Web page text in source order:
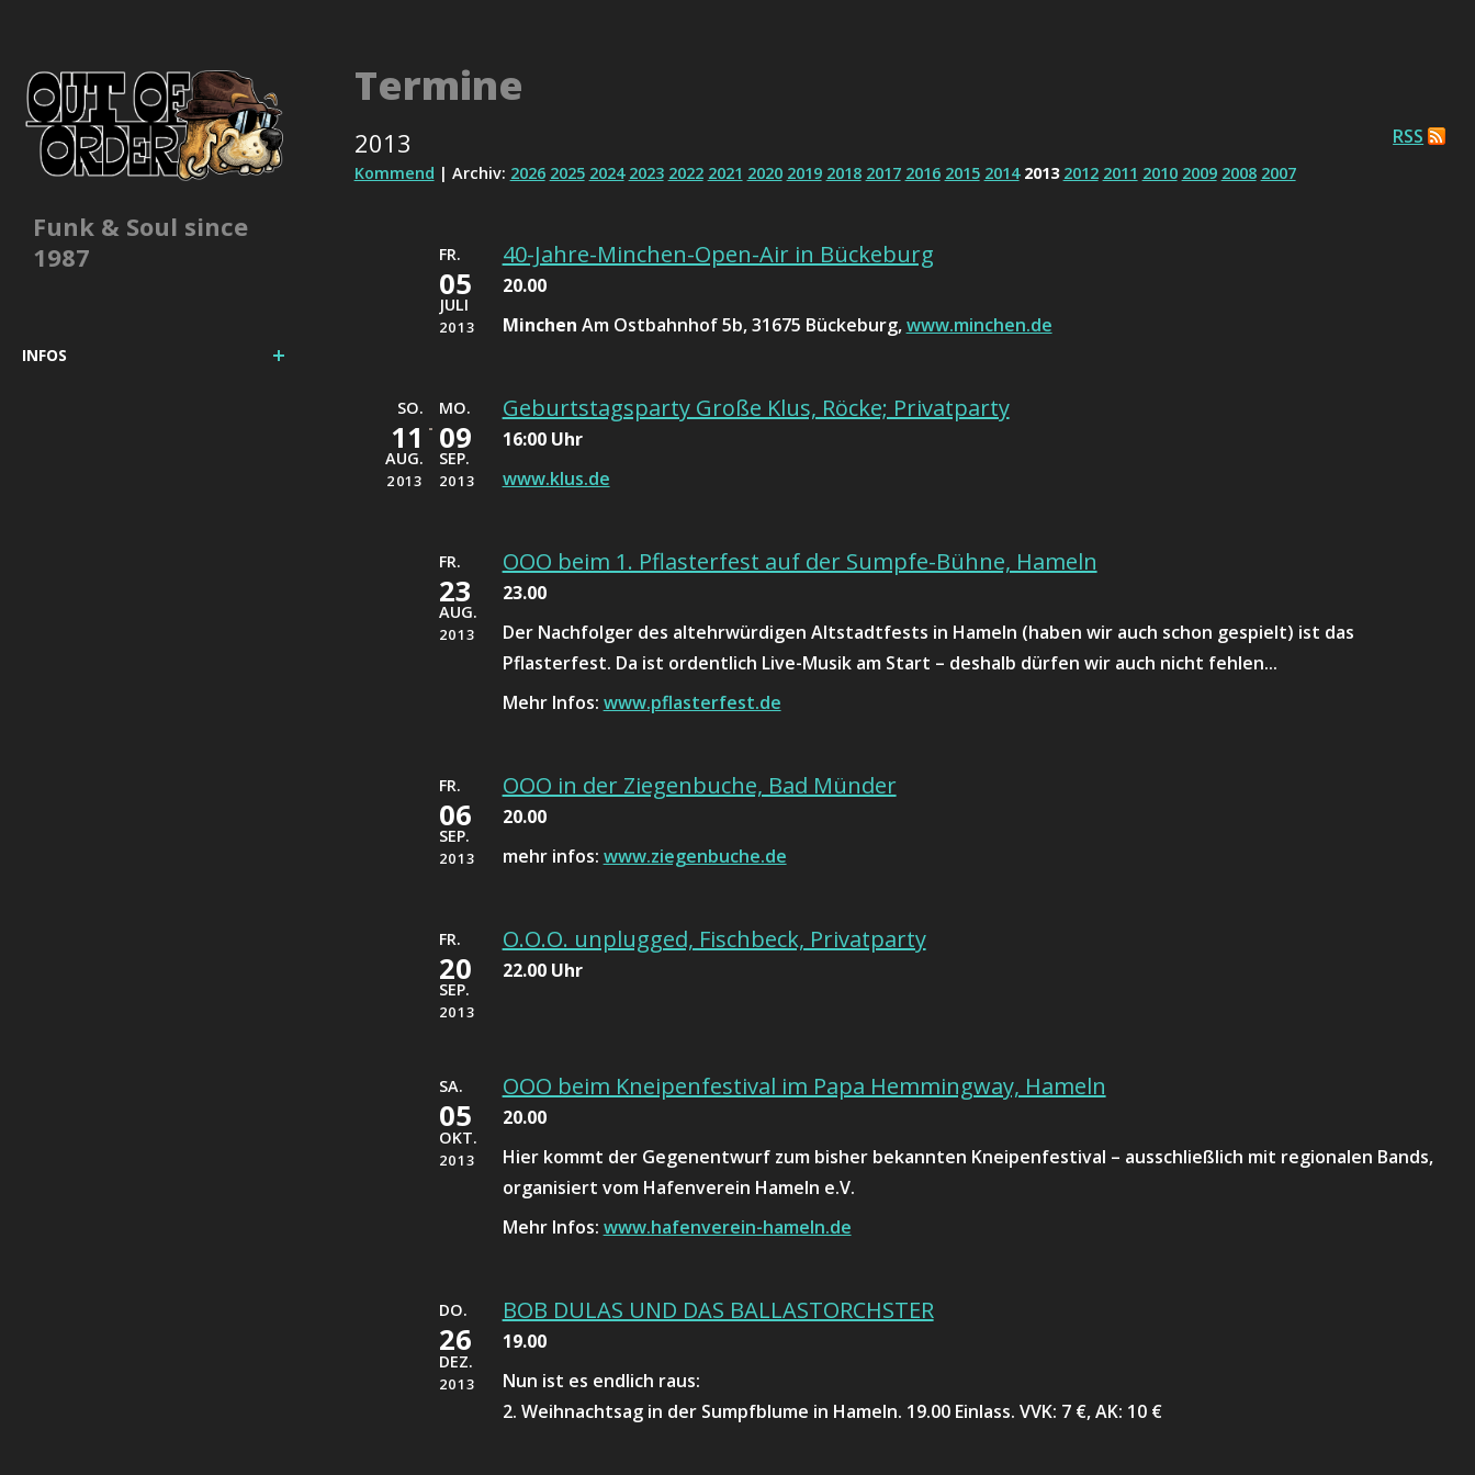
Funk & Soul since
1987
INFOS
Termine
RSS
2013
Kommend | Archiv: 2026 2025 2024 2023 2022 2021 2020 2019 2018 2017 2016 2015 2014 2013 2012 2011 2010 2009 2008 2007
FR.
05
JULI
2013
40-Jahre-Minchen-Open-Air in Bückeburg
20.00
Minchen Am Ostbahnhof 5b, 31675 Bückeburg,www.minchen.de
SO.
11
AUG.
2013
MO.
09
SEP.
2013
Geburtstagsparty Große Klus, Röcke; Privatparty
16:00 Uhr
www.klus.de
FR.
23
AUG.
2013
OOO beim 1. Pflasterfest auf der Sumpfe-Bühne, Hameln
23.00
Der Nachfolger des altehrwürdigen Altstadtfests in Hameln (haben wir auch schon gespielt) ist das
Pflasterfest. Da ist ordentlich Live-Musik am Start – deshalb dürfen wir auch nicht fehlen...
Mehr Infos: www.pflasterfest.de
FR.
06
SEP.
2013
OOO in der Ziegenbuche, Bad Münder
20.00
mehr infos: www.ziegenbuche.de
FR.
20
SEP.
2013
O.O.O. unplugged, Fischbeck, Privatparty
22.00 Uhr
SA.
05
OKT.
2013
OOO beim Kneipenfestival im Papa Hemmingway, Hameln
20.00
Hier kommt der Gegenentwurf zum bisher bekannten Kneipenfestival – ausschließlich mit regionalen Bands,
organisiert vom Hafenverein Hameln e.V.
Mehr Infos: www.hafenverein-hameln.de
DO.
26
DEZ.
2013
BOB DULAS UND DAS BALLASTORCHSTER
19.00
Nun ist es endlich raus:
2. Weihnachtsag in der Sumpfblume in Hameln. 19.00 Einlass. VVK: 7 €, AK: 10 €